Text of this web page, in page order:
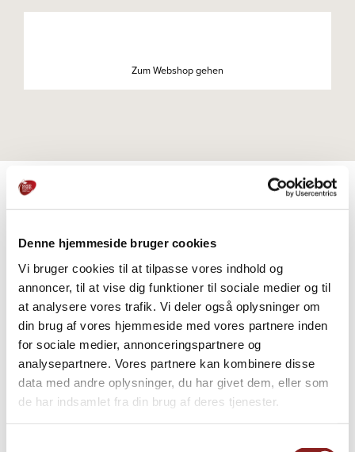
Denne hjemmeside bruger cookies
Vi bruger cookies til at tilpasse vores indhold og
annoncer, til at vise dig funktioner til sociale medier og til
at analysere vores trafik. Vi deler også oplysninger om
din brug af vores hjemmeside med vores partnere inden
for sociale medier, annonceringspartnere og
analysepartnere. Vores partnere kan kombinere disse
data med andre oplysninger, du har givet dem, eller som
de har indsamlet fra din brug af deres tjenester.
Zum Webshop gehen
Weitere Informationen